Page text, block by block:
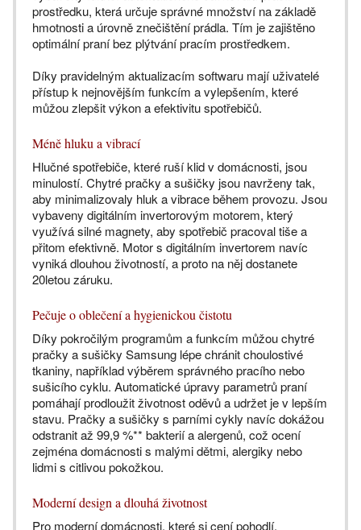
prostředku, která určuje správné množství na základě
hmotnosti a úrovně znečištění prádla. Tím je zajištěno
optimální praní bez plýtvání pracím prostředkem.
Díky pravidelným aktualizacím softwaru mají uživatelé
přístup k nejnovějším funkcím a vylepšením, které
můžou zlepšit výkon a efektivitu spotřebičů.
Méně hluku a vibrací
Hlučné spotřebiče, které ruší klid v domácnosti, jsou
minulostí. Chytré pračky a sušičky jsou navrženy tak,
aby minimalizovaly hluk a vibrace během provozu. Jsou
vybaveny digitálním invertorovým motorem, který
využívá silné magnety, aby spotřebič pracoval tiše a
přitom efektivně. Motor s digitálním invertorem navíc
vyniká dlouhou životností, a proto na něj dostanete
20letou záruku.
Pečuje o oblečení a hygienickou čistotu
Díky pokročilým programům a funkcím můžou chytré
pračky a sušičky Samsung lépe chránit choulostivé
tkaniny, například výběrem správného pracího nebo
sušicího cyklu. Automatické úpravy parametrů praní
pomáhají prodloužit životnost oděvů a udržet je v lepším
stavu. Pračky a sušičky s parními cykly navíc dokážou
odstranit až 99,9 %** bakterií a alergenů, což ocení
zejména domácnosti s malými dětmi, alergiky nebo
lidmi s citlivou pokožkou.
Moderní design a dlouhá životnost
Pro moderní domácnosti, které si cení pohodlí,